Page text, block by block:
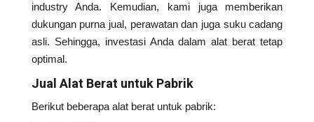
industry Anda. Kemudian, kami juga memberikan
dukungan purna jual, perawatan dan juga suku cadang
asli. Sehingga, investasi Anda dalam alat berat tetap
optimal.
Jual Alat Berat untuk Pabrik
Berikut beberapa alat berat untuk pabrik: